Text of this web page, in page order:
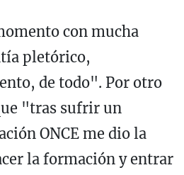
con mucha
pletórico,
de todo". Por otro
"tras sufrir un
ONCE me dio la
la formación y entrar